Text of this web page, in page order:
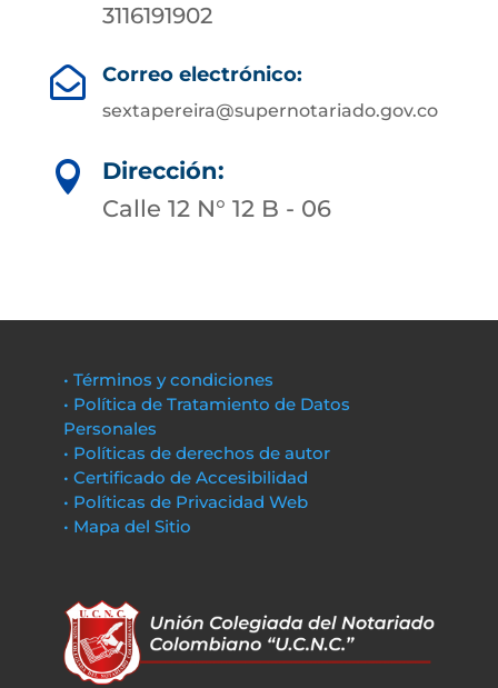
3116191902
 Correo electrónico:
sextapereira@supernotariado.gov.co

Dirección:
Calle 12 N° 12 B - 06
• Términos y condiciones
• Política de Tratamiento de Datos
Personales
• Políticas de derechos de autor
• Certificado de Accesibilidad
• Políticas de Privacidad Web
• Mapa del Sitio